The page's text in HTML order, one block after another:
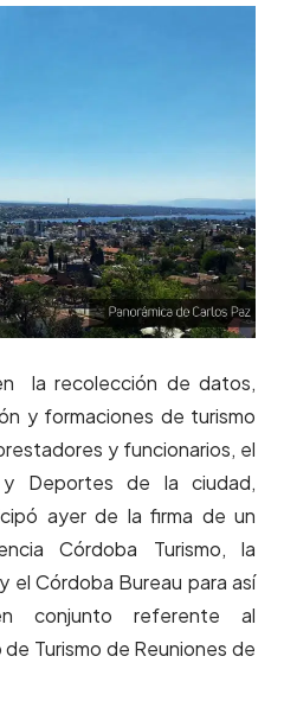
la recolección de datos,
y formaciones de turismo
y funcionarios, el
Deportes de la ciudad,
ayer de la firma de un
Córdoba Turismo, la
el Córdoba Bureau para así
conjunto referente al
Turismo de Reuniones de